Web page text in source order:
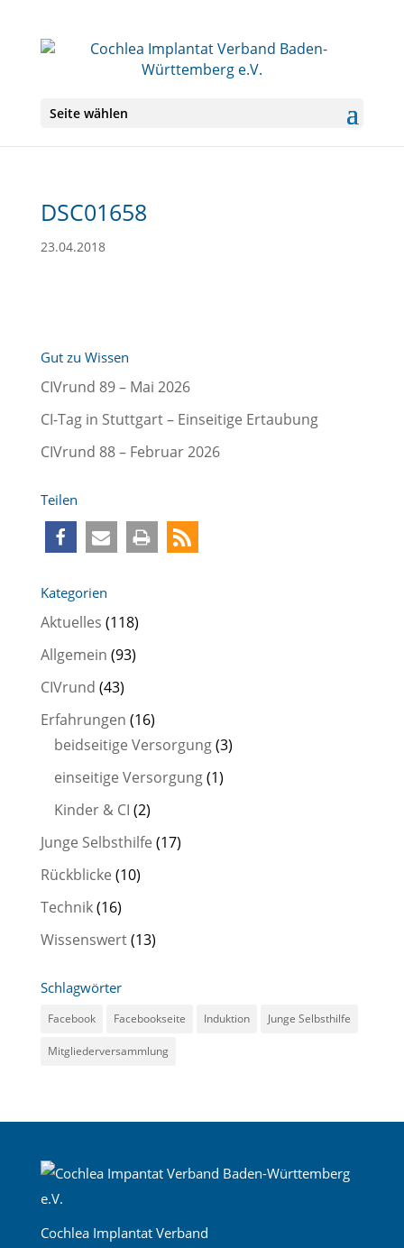
Seite wählen
DSC01658
23.04.2018
Gut zu Wissen
CIVrund 89 – Mai 2026
CI-Tag in Stuttgart – Einseitige Ertaubung
CIVrund 88 – Februar 2026
Teilen
Kategorien
Aktuelles (118)
Allgemein (93)
CIVrund (43)
Erfahrungen (16)
beidseitige Versorgung(3)
einseitige Versorgung(1)
Kinder & CI (2)
Junge Selbsthilfe (17)
Rückblicke (10)
Technik(16)
Wissenswert(13)
Schlagwörter
Facebook Facebookseite Induktion Junge Selbsthilfe
Mitgliederversammlung
Cochlea Implantat Verband